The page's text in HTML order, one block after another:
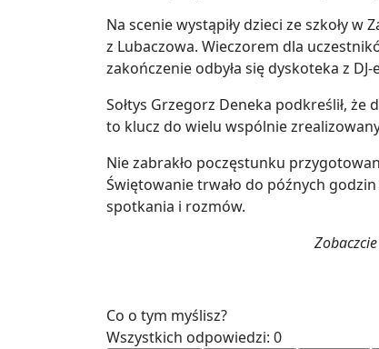
Na scenie wystąpiły dzieci ze szkoły w
z Lubaczowa. Wieczorem dla
zakończenie odbyła się dyskoteka z DJ-
Sołtys Grzegorz Deneka podkreślił,
to klucz do wielu wspólnie
Nie zabrakło poczęstunku
Świętowanie trwało do późnych
spotkania i rozmów.
Co o tym myślisz?
Wszystkich odpowiedzi: 0